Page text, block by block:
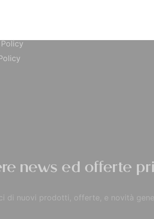
news ed offerte
di nuovi prodotti, offerte, e novità